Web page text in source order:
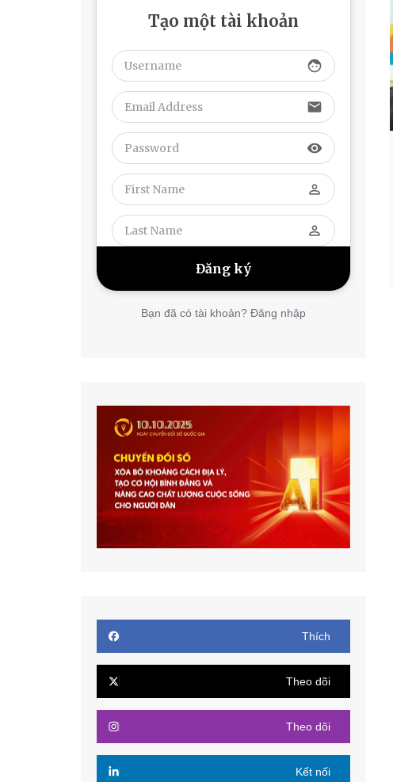
Tạo một tài khoản
face
email
visibility
perm_identity
perm_identity
Bạn đã có tài khoản? Đăng nhập
Thích
Theo dõi
Theo dõi
Kết nối